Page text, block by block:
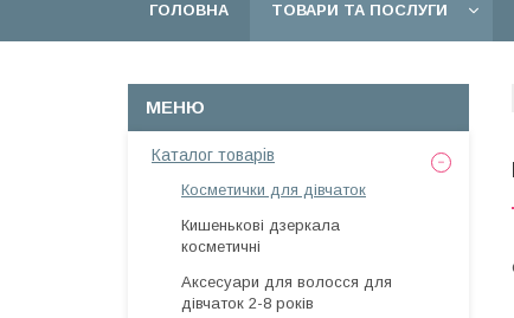
ГОЛОВНА ТОВАРИ ТА ПОСЛУГИ
Каталог товарів
Косметички для дівчаток
Кишенькові дзеркала
косметичні
Аксесуари для волосся для
дівчаток 2-8 років